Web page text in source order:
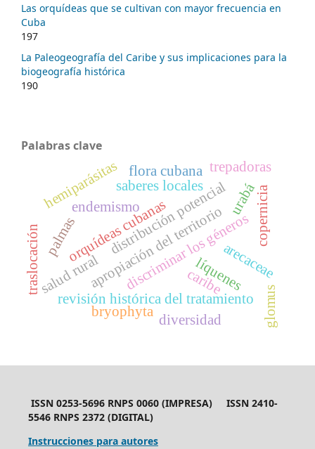
Las orquídeas que se cultivan con mayor frecuencia en
Cuba
197
La Paleogeografía del Caribe y sus implicaciones para la
biogeografía histórica
190
Palabras clave
orquídeas cubanasdiscriminar los géneros
revisión histórica del tratamiento
distribución potencial
caribe
endemismo
líquenes
apropiación del territorio
saberes locales
hemiparásitas flora cubana
salud rural
urabá
arecaceae
copernicia
palmas
traslocación
bryophyta
diversidad glomus
trepadoras
ISSN 0253-5696 RNPS 0060 (IMPRESA) ISSN 2410-
5546 RNPS 2372 (DIGITAL)
Instrucciones para autores